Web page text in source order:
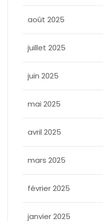
août 2025
juillet 2025
juin 2025
mai 2025
avril 2025
mars 2025
février 2025
janvier 2025